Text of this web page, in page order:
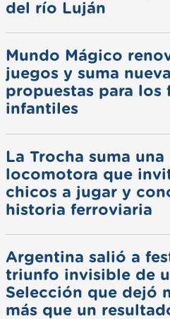
del río Luján
Mundo Mágico
juegos y suma
propuestas para los
infantiles
La Trocha suma una
locomotora que
chicos a jugar y
historia ferroviaria
Argentina salió a
triunfo invisible de
Selección que dejó
más que un